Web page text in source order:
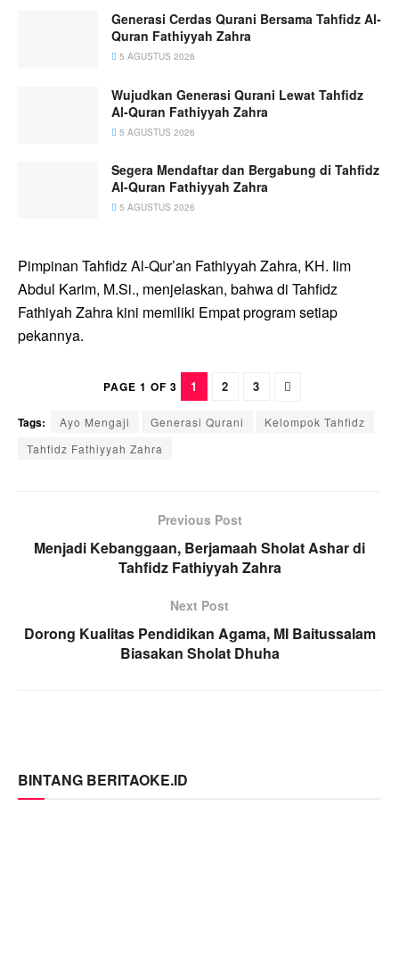
Generasi Cerdas Qurani Bersama Tahfidz Al-
Quran Fathiyyah Zahra
5 AGUSTUS 2026
Wujudkan Generasi Qurani Lewat Tahfidz
Al-Quran Fathiyyah Zahra
5 AGUSTUS 2026
Segera Mendaftar dan Bergabung di Tahfidz
Al-Quran Fathiyyah Zahra
5 AGUSTUS 2026
Pimpinan Tahfidz Al-Qur’an Fathiyyah Zahra, KH. Iim
Abdul Karim, M.Si., menjelaskan, bahwa di Tahfidz
Fathiyah Zahra kini memiliki Empat program setiap
pekannya.
PAGE 1 OF 3 1 2 3
Tags: Ayo Mengaji Generasi Qurani
Kelompok Tahfidz
Tahfidz Fathiyyah Zahra
Previous Post
Menjadi Kebanggaan, Berjamaah Sholat Ashar di
Tahfidz Fathiyyah Zahra
Next Post
Dorong Kualitas Pendidikan Agama, MI Baitussalam
Biasakan Sholat Dhuha
BINTANG BERITAOKE.ID